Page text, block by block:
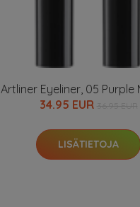
Artliner Eyeliner, 05 Purple
34.95 EUR
LISÄTIETOJA